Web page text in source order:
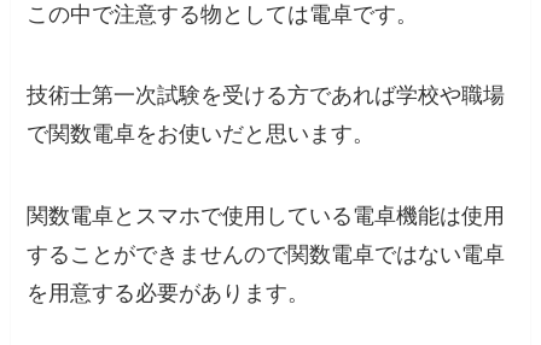
この中で注意する物としては電卓です。
技術士第一次試験を受ける方であれば学校や職場
で関数電卓をお使いだと思います。
関数電卓とスマホで使用している電卓機能は使用
することができませんので関数電卓ではない電卓
を用意する必要があります。